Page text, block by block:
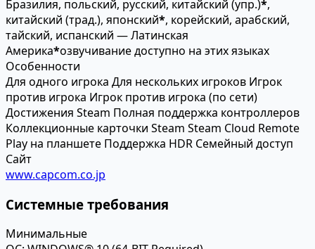
Бразилия, польский, русский, китайский (упр.)*,
китайский (трад.), японский*, корейский, арабский,
тайский, испанский — Латинская
Америка*озвучивание доступно на этих языках
Особенности
Для одного игрока Для нескольких игроков Игрок
против игрока Игрок против игрока (по сети)
Достижения Steam Полная поддержка контроллеров
Коллекционные карточки Steam Steam Cloud Remote
Play на планшете Поддержка HDR Семейный доступ
Сайт
www.capcom.co.jp
Системные требования
Минимальные